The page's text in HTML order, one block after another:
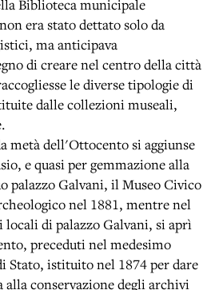
Biblioteca municipale
era stato dettato solo da
ma anticipava
di creare nel centro della città
le diverse tipologie di
dalle collezioni museali,
metà dell'Ottocento si aggiunse
e quasi per gemmazione alla
palazzo Galvani, il Museo Civico
nel 1881, mentre nel
locali di palazzo Galvani, si aprì
preceduti nel medesimo
istituito nel 1874 per dare
alla conservazione degli archivi